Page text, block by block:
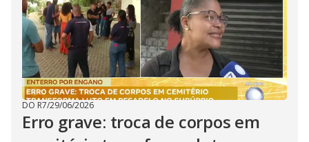
DO R7/29/06/2026
Erro grave: troca de corpos em